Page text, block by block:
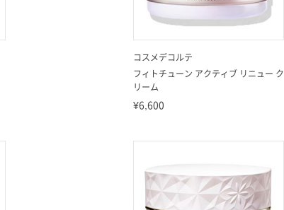
コスメデコルテ
フィトチューン アクティブ リニュー ク
リーム
¥6,600